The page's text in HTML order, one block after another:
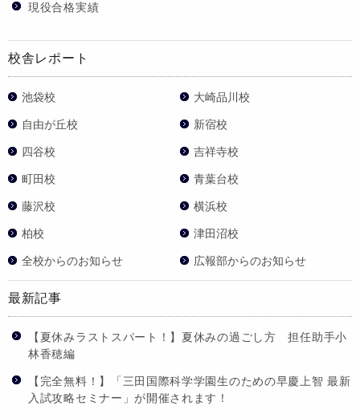
現役合格実績
校舎レポート
池袋校 大崎品川校
自由が丘校 新宿校
四谷校 吉祥寺校
町田校 青葉台校
藤沢校 横浜校
柏校 津田沼校
全校からのお知らせ 広報部からのお知らせ
最新記事
【夏休みラストスパート！】夏休みの過ごし方 担任助手小
林香穂編
【完全無料！】「三田国際科学学園生のための早慶上智 最新
入試攻略セミナー」が開催されます！